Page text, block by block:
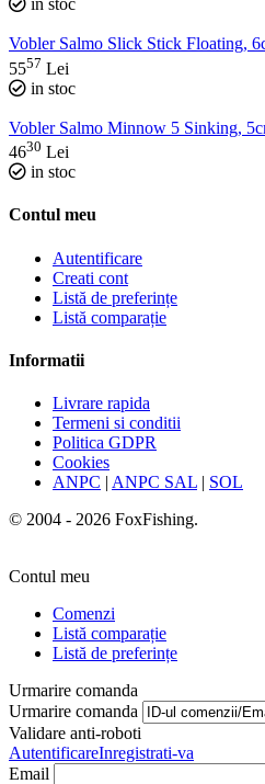
in stoc
Vobler Salmo Slick Stick Floating,
5557 Lei
in stoc
Vobler Salmo Minnow 5 Sinking,
4630 Lei
in stoc
Contul meu
Autentificare
Creati cont
Listă de preferințe
Listă comparație
Informatii
Livrare rapida
Termeni si conditii
Politica GDPR
Cookies
ANPC | ANPC SAL | SOL
© 2004 - 2026 FoxFishing.
Contul meu
Comenzi
Listă comparație
Listă de preferințe
Urmarire comanda
Urmarire comanda
Validare anti-roboti
AutentificareInregistrati-va
Email